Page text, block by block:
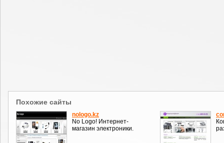
Похожие сайты
nologo.kz
No Logo! Интернет-
магазин электроники.